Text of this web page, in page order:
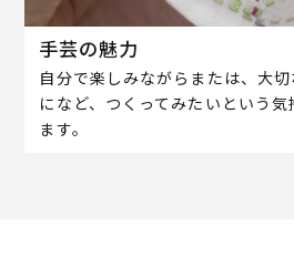
手芸の魅力
自分で楽しみながらまたは、大
になど、つくってみたいという
ます。